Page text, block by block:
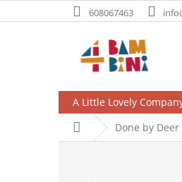
na
608067463
A Little Lovely
Domů Done by Deer